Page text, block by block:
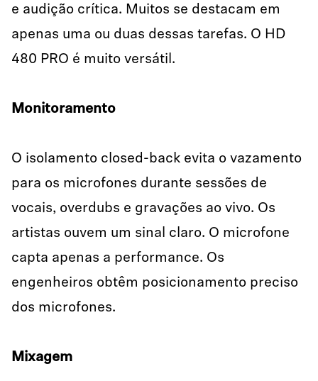
e audição crítica. Muitos se destacam em
apenas uma ou duas dessas tarefas. O HD
480 PRO é muito versátil.
Monitoramento
O isolamento closed-back evita o vazamento
para os microfones durante sessões de
vocais, overdubs e gravações ao vivo. Os
artistas ouvem um sinal claro. O microfone
capta apenas a performance. Os
engenheiros obtêm posicionamento preciso
dos microfones.
Mixagem